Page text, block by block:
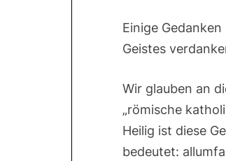
Einige
Geistes
Wir glauben an
„römische
Heilig ist diese
bedeutet: